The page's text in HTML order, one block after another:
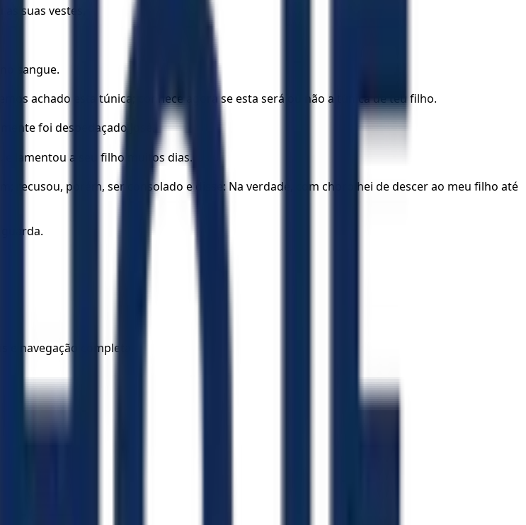
suas vestes,
sangue.
achado esta túnica; conhece agora se esta será ou não a túnica de teu filho.
foi despedaçado José.
e lamentou a seu filho muitos dias.
recusou, porém, ser consolado e disse: Na verdade, com choro hei de descer ao meu filho até
e navegação completa.